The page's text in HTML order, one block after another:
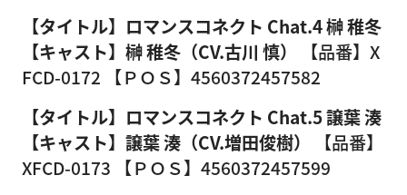
【タイトル】ロマンスコネクト Chat.4 榊 稚冬
【キャスト】榊 稚冬（CV.古川 慎）
【品番】X
FCD-0172 【ＰＯＳ】4560372457582
【タイトル】ロマンスコネクト Chat.5 譲葉 湊
【キャスト】譲葉 湊（CV.増田俊樹）
【品番】
XFCD-0173 【ＰＯＳ】4560372457599